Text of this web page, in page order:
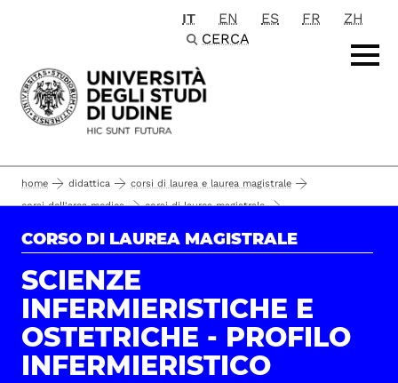
Passa al contenuto principale
IT EN ES FR
ZH
CERCA
home didattica
corsi di laurea e laurea magistrale
corsi dell'area medica
corsi di laurea magistrale
iscrizione conoscenze e requisiti per l'accesso
CORSO DI LAUREA MAGISTRALE
SCIENZE
INFERMIERISTICHE E
OSTETRICHE - PROFILO
INFERMIERISTICO